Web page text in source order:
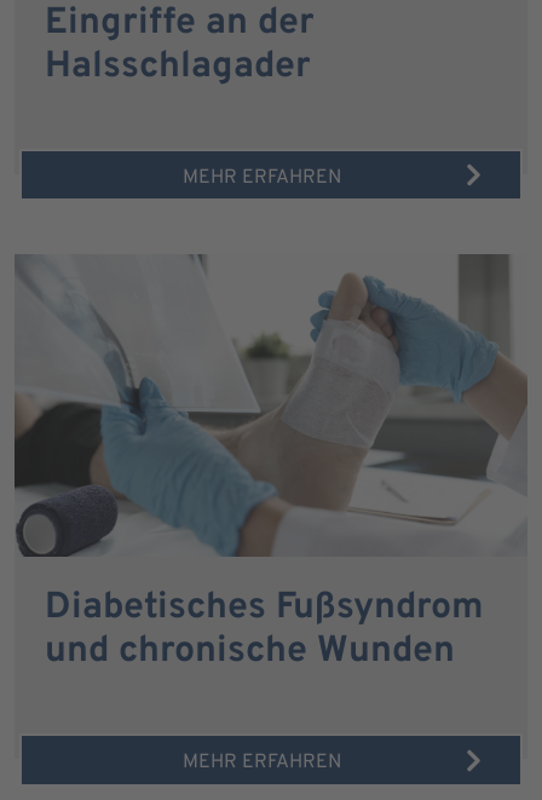
Eingriffe an der
Halsschlagader
MEHR ERFAHREN
Diabetisches Fußsyndrom
und chronische Wunden
MEHR ERFAHREN